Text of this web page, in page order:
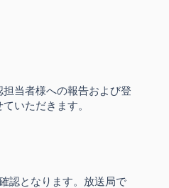
当者様への報告および登
いただきます。
認となります。放送局で